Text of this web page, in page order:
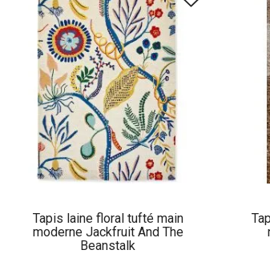
Tapis laine floral tufté main
moderne Jackfruit And The
Beanstalk